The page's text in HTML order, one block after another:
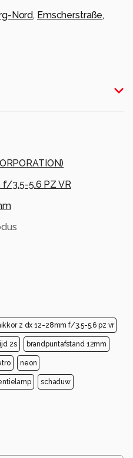
Nord, Emscherstraße,
)
f/3.5-5.6 PZ VR
z dx 12-28mm f/3.5-5.6 pz vr
2s brandpuntafstand 12mm
neon
schaduw